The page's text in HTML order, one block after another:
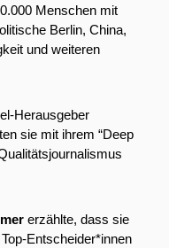
Menschen mit
Berlin, China,
und weiteren
Herausgeber
sie mit ihrem “Deep
erzählte, dass sie
Entscheider*innen